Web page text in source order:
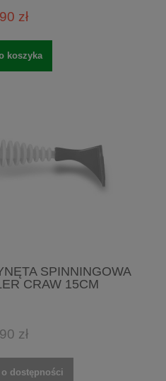
zł
koszyka
SPINNINGOWA
CRAW 15CM
zł
dostępności